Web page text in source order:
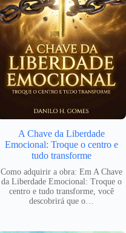
A Chave da Liberdade
Emocional: Troque o centro e
tudo transforme
Como adquirir a obra: Em A Chave
da Liberdade Emocional: Troque o
centro e tudo transforme, você
descobrirá que o…